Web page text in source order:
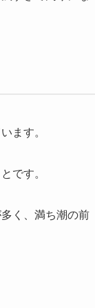
ます。
です。
く、満ち潮の前